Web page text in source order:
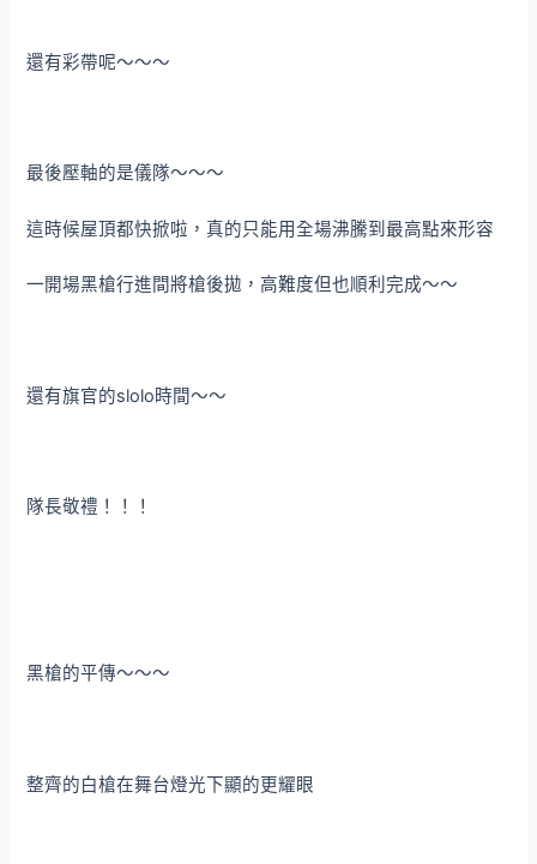
還有彩帶呢～～～
最後壓軸的是儀隊～～～
這時候屋頂都快掀啦，真的只能用全場沸騰到最高點來形容
一開場黑槍行進間將槍後拋，高難度但也順利完成～～
還有旗官的slolo時間～～
隊長敬禮！！！
黑槍的平傳～～～
整齊的白槍在舞台燈光下顯的更耀眼